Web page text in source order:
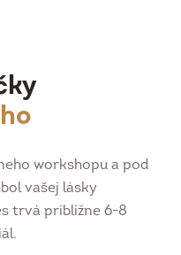
workshopu a pod
vašej lásky
trvá približne 6-8